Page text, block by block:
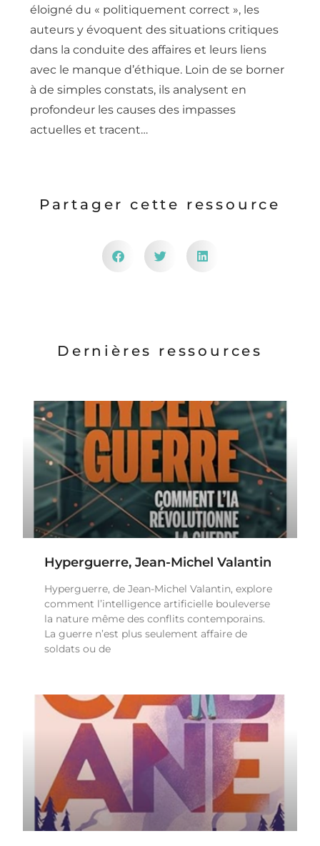
éloigné du « politiquement correct », les
auteurs y évoquent des situations critiques
dans la conduite des affaires et leurs liens
avec le manque d’éthique. Loin de se borner
à de simples constats, ils analysent en
profondeur les causes des impasses
actuelles et tracent…
Partager cette ressource
Dernières ressources
Hyperguerre, Jean-Michel Valantin
Hyperguerre, de Jean-Michel Valantin, explore
comment l’intelligence artificielle bouleverse
la nature même des conflits contemporains.
La guerre n’est plus seulement affaire de
soldats ou de